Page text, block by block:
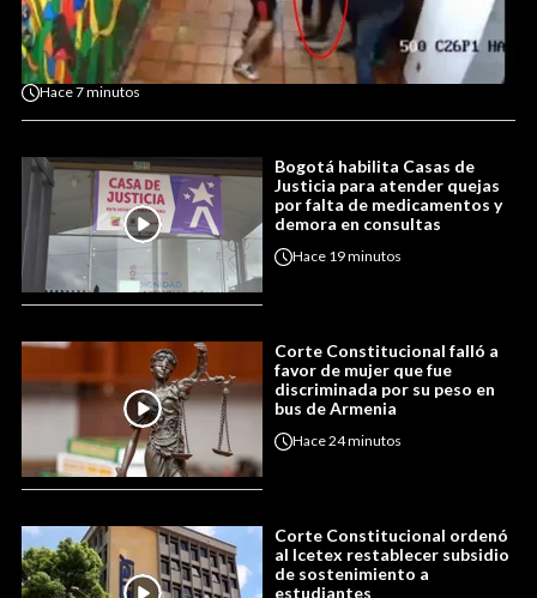
Hace7 minutos
Bogotá habilita Casas de
Justicia para atender quejas
por falta de medicamentos y
demora en consultas
Hace 19 minutos
Corte Constitucional falló a
favor de mujer que fue
discriminada por su peso en
bus de Armenia
Hace24 minutos
Corte Constitucional ordenó
al Icetex restablecer subsidio
de sostenimiento a
estudiantes